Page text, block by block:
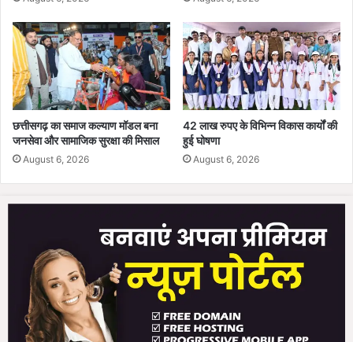
छत्तीसगढ़ का समाज कल्याण मॉडल बना
जनसेवा और सामाजिक सुरक्षा की मिसाल
August 6, 2026
42 लाख रुपए के विभिन्न विकास कार्यों की
हुई घोषणा
August 6, 2026